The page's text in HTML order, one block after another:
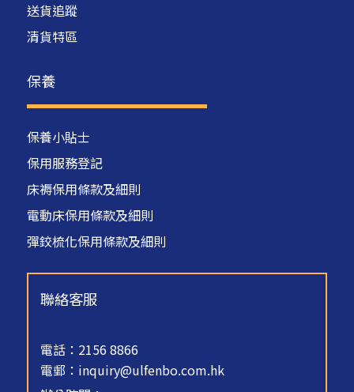
送貨追蹤
清貨特區
保養
保養小貼士
保用服務登記
床褥保用條款及細則
電動床保用條款及細則
彈鉸梳化保用條款及細則
聯絡客服
電話：2156 8866
電郵： inquiry@ulfenbo.com.hk